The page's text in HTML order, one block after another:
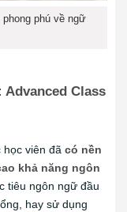
phú về ngữ
Advanced Class
viên đã có nền
khả năng ngôn
tiêu ngôn ngữ đầu
hay sử dụng